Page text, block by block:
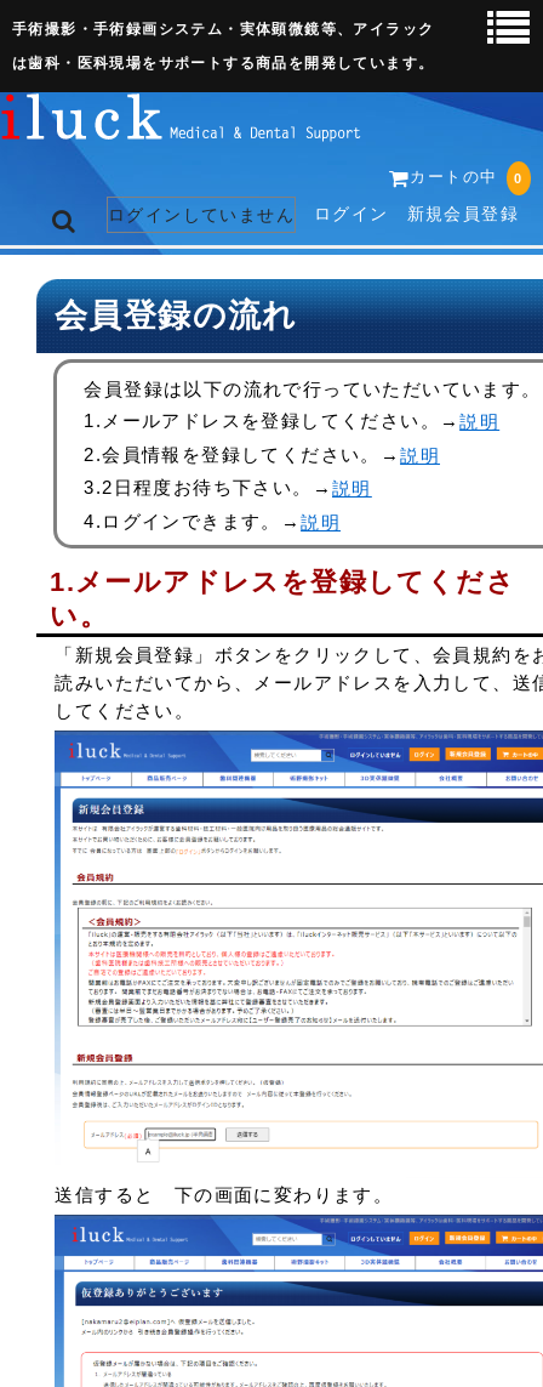
手術撮影・手術録画システム・実体顕微鏡等、アイラック
は歯科・医科現場をサポートする商品を開発しています。
カートの中 0
ログインしていません ログイン 新規会員登録
トップページ
歯科関連機器
術野撮影キット
3D実体顕微鏡
会社概要
お問い合わせ
会員登録の流れ
会員登録は以下の流れで行っていただいています。
1.メールアドレスを登録してください。→説明
2.会員情報を登録してください。→説明
3.2日程度お待ち下さい。→ 説明
4.ログインできます。→説明
1.メールアドレスを登録してくださ
い。
「新規会員登録」ボタンをクリックして、会員規約を
読みいただいてから、メールアドレスを入力して、送
してください。
送信すると 下の画面に変わります。